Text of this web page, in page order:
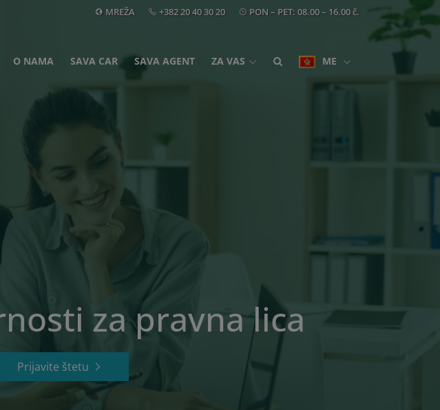
MREŽA +382 20 40 30 20 PON – PET: 08.00 – 16.00 č.
O NAMA SAVA CAR SAVA AGENT ZA VAS ME
za pravna lica
Prijavite štetu